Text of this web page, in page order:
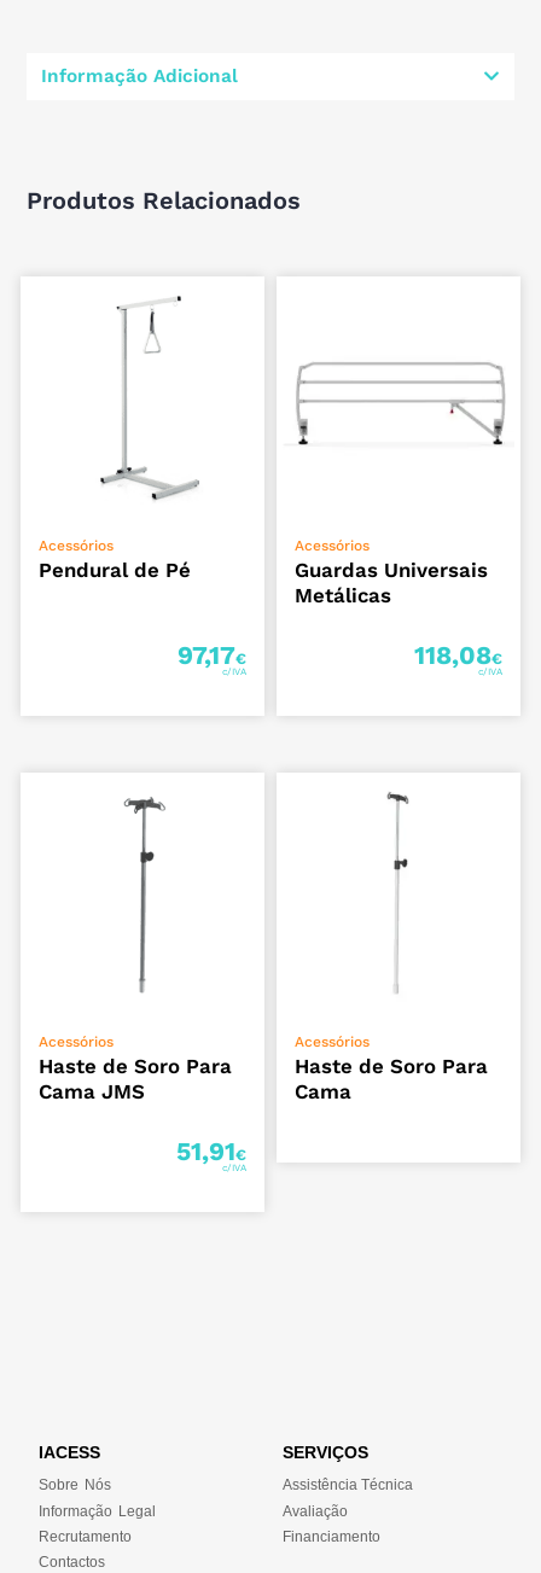
Informação Adicional
Produtos Relacionados
ADICIONAR
Acessórios
Pendural de Pé
97,17€
ADICIONAR
Acessórios
Guardas Universais
Metálicas
118,08€
ADICIONAR
Acessórios
Haste de Soro Para
Cama JMS
51,91€
ADICIONAR
Acessórios
Haste de Soro Para
Cama
IACESS
Sobre Nós
Informação Legal
Recrutamento
Contactos
SERVIÇOS
Assistência Técnica
Avaliação
Financiamento